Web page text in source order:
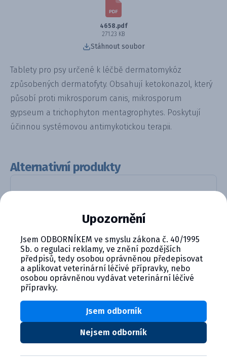
4658.pdf
271.23 KB
Stáhnout soubor
Tablety pro psy určené k léčbě dermatomykóz
způsobených dermatofyty. Obsahují ketokonazol, který
působí proti mikrosporum canis, mikrosporum
gypseum a trichophyton mentagrophytes. Poskytují
účinnou systémovou antimykotickou terapii.
Alternativní produkty
Fungiconazol 400 mg, tableta
Upozornění
Jsem ODBORNÍKEM ve smyslu zákona č. 40/1995
Sb. o regulaci reklamy, ve znění pozdějších
předpisů, tedy osobou oprávněnou předepisovat
a aplikovat veterinární léčivé přípravky, nebo
osobou oprávněnou vydávat veterinární léčivé
přípravky.
Nejsem odborník
Jsem odborník